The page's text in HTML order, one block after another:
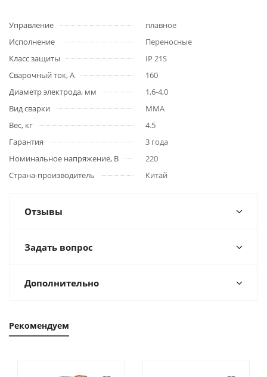
Управление
плавное
Исполнение
Переносные
Класс защиты
IP 21S
Сварочный ток, А
160
Диаметр электрода, мм
1,6-4,0
Вид сварки
MMA
Вес, кг
4.5
Гарантия
3 года
Номинальное напряжение, В
220
Страна-производитель
Китай
Отзывы
Задать вопрос
Дополнительно
Рекомендуем